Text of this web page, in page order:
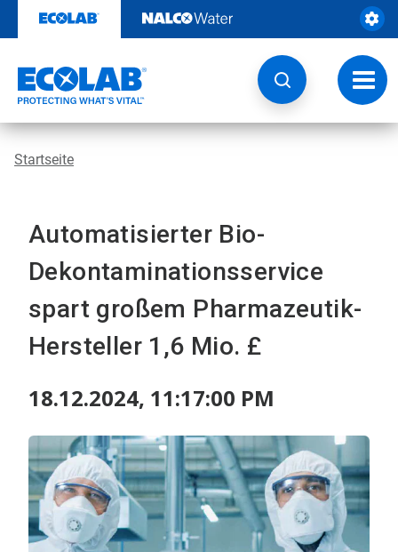
Inhalt
Startseite
Automatisierter Bio-
Dekontaminationsservice
spart großem Pharmazeutik-
Hersteller 1,6 Mio. £
18.12.2024, 11:17:00 PM